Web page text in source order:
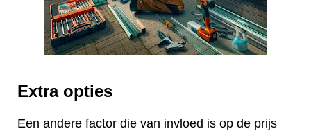
Extra opties
Een andere factor die van invloed is op de prijs